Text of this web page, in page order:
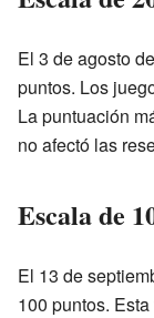
El 3 de agosto
puntos. Los
La puntuación
no afectó las
Escala de
El 13 de
100 puntos.